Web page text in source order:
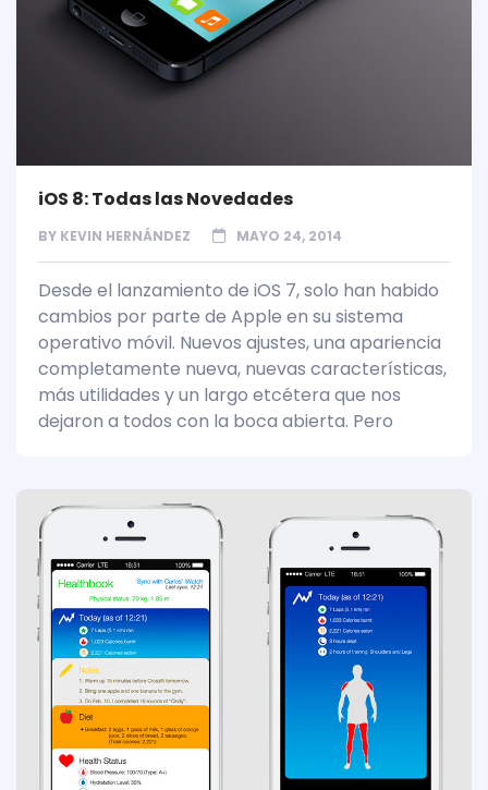
iOS 8: Todas las Novedades
BY KEVIN HERNÁNDEZ MAYO 24, 2014
Desde el lanzamiento de iOS 7, solo han habido
cambios por parte de Apple en su sistema
operativo móvil. Nuevos ajustes, una apariencia
completamente nueva, nuevas características,
más utilidades y un largo etcétera que nos
dejaron a todos con la boca abierta. Pero